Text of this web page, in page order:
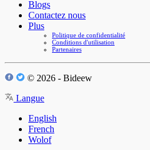
Blogs
Contactez nous
Plus
Politique de confidentialité
Conditions d'utilisation
Partenaires
© 2026 - Bideew
Langue
English
French
Wolof